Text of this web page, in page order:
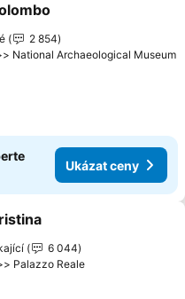
na seznam oblíbených
2 854
National Archaeological Museum
Ukázat ceny
na seznam oblíbených
6 044
Palazzo Reale